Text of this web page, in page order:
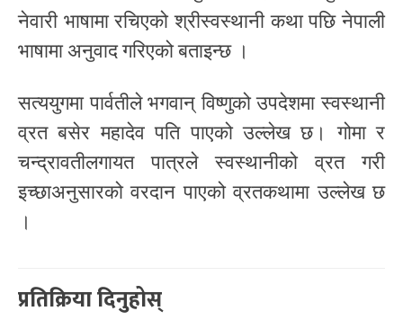
नेवारी भाषामा रचिएको श्रीस्वस्थानी कथा पछि नेपाली
भाषामा अनुवाद गरिएको बताइन्छ ।
सत्ययुगमा पार्वतीले भगवान् विष्णुको उपदेशमा स्वस्थानी
व्रत बसेर महादेव पति पाएको उल्लेख छ। गोमा र
चन्द्रावतीलगायत पात्रले स्वस्थानीको व्रत गरी
इच्छाअनुसारको वरदान पाएको व्रतकथामा उल्लेख छ
।
प्रतिक्रिया दिनुहोस्